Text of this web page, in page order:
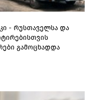
- რუსთაველსა და
გამოცხადდა